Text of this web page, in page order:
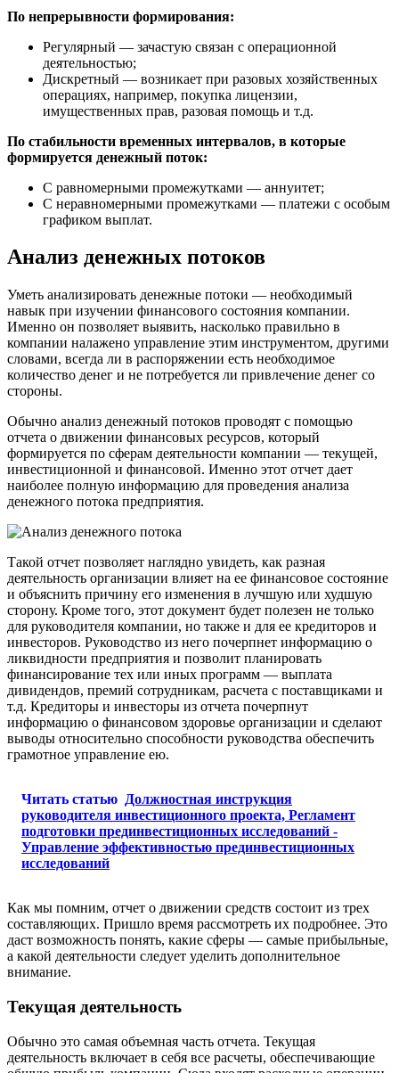
По непрерывности формирования:
Регулярный — зачастую связан с операционной
деятельностью;
Дискретный — возникает при разовых хозяйственных
операциях, например, покупка лицензии,
имущественных прав, разовая помощь и т.д.
По стабильности временных интервалов, в которые
формируется денежный поток:
С равномерными промежутками — аннуитет;
С неравномерными промежутками — платежи с особым
графиком выплат.
Анализ денежных потоков
Уметь анализировать денежные потоки — необходимый
навык при изучении финансового состояния компании.
Именно он позволяет выявить, насколько правильно в
компании налажено управление этим инструментом, другими
словами, всегда ли в распоряжении есть необходимое
количество денег и не потребуется ли привлечение денег со
стороны.
Обычно анализ денежный потоков проводят с помощью
отчета о движении финансовых ресурсов, который
формируется по сферам деятельности компании — текущей,
инвестиционной и финансовой. Именно этот отчет дает
наиболее полную информацию для проведения анализа
денежного потока предприятия.
Такой отчет позволяет наглядно увидеть, как разная
деятельность организации влияет на ее финансовое состояние
и объяснить причину его изменения в лучшую или худшую
сторону. Кроме того, этот документ будет полезен не только
для руководителя компании, но также и для ее кредиторов и
инвесторов. Руководство из него почерпнет информацию о
ликвидности предприятия и позволит планировать
финансирование тех или иных программ — выплата
дивидендов, премий сотрудникам, расчета с поставщиками и
т.д. Кредиторы и инвесторы из отчета почерпнут
информацию о финансовом здоровье организации и сделают
выводы относительно способности руководства обеспечить
грамотное управление ею.
Читать статью Должностная инструкция
руководителя инвестиционного проекта, Регламент
подготовки прединвестиционных исследований -
Управление эффективностью прединвестиционных
исследований
Как мы помним, отчет о движении средств состоит из трех
составляющих. Пришло время рассмотреть их подробнее. Это
даст возможность понять, какие сферы — самые прибыльные,
а какой деятельности следует уделить дополнительное
внимание.
Текущая деятельность
Обычно это самая объемная часть отчета. Текущая
деятельность включает в себя все расчеты, обеспечивающие